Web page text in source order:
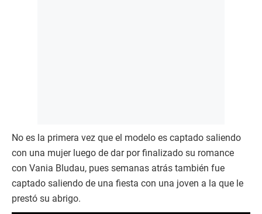
No es la primera vez que el modelo es captado saliendo
con una mujer luego de dar por finalizado su romance
con Vania Bludau, pues semanas atrás también fue
captado saliendo de una fiesta con una joven a la que le
prestó su abrigo.